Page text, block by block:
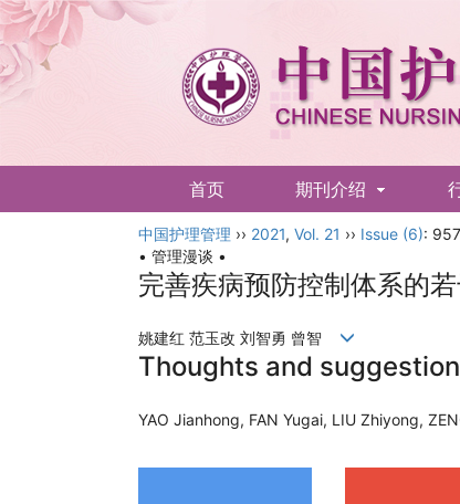
首页 期刊介绍
English
中国护理管理 ›› 2021, Vol. 21 ›› Issue (6):
• 管理漫谈 •
完善疾病预防控制体系的
姚建红 范玉改 刘智勇 曾智
Thoughts and
YAO Jianhong, FAN Yugai, LIU Zhiyong,